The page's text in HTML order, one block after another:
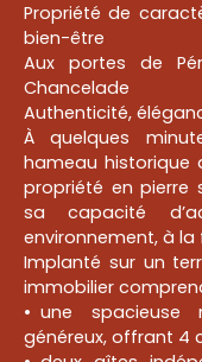
Propriété de
bien-être
Aux portes de
Chancelade
Authenticité,
À quelques
hameau historique
propriété en pierre
sa capacité
environnement, à la
Implanté sur un
immobilier
une spacieuse
généreux, offrant 4